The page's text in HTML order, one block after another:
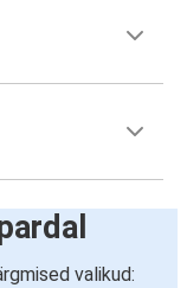
valikud: